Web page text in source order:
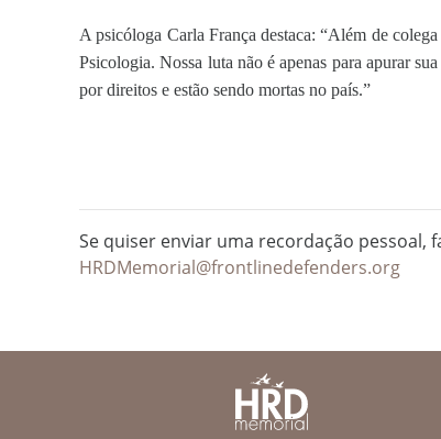
A psicóloga Carla França destaca: “Além de
Psicologia. Nossa luta não é apenas para apurar
por direitos e estão sendo mortas no país.”
Se quiser enviar uma recordação pessoal,
HRDMemorial@frontlinedefenders.org